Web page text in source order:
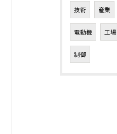
技術 産業
電動機 工場
制御